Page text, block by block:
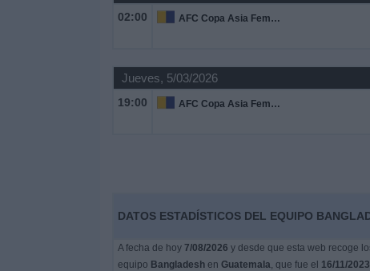
02:00 AFC Copa Asia Femenina
Jueves, 5/03/2026
19:00 AFC Copa Asia Femenina
DATOS ESTADÍSTICOS DEL EQUIPO
A fecha de hoy 7/08/2026 y desde que esta web recoge
equipo Bangladeshen Guatemala, que fue el 16/11/2023